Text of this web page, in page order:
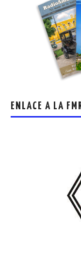
ENLACE A LA